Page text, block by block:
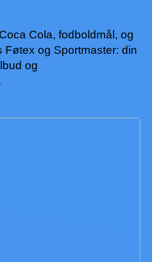
Cola, fodboldmål, og
Føtex og Sportmaster: din
og